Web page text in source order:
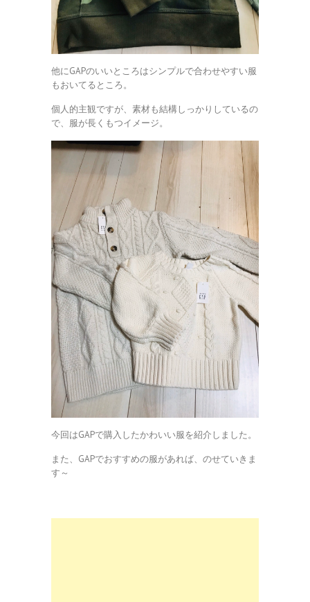
他にGAPのいいところはシンプルで合わせやすい服
もおいてるところ。
個人的主観ですが、素材も結構しっかりしているの
で、服が長くもつイメージ。
今回はGAPで購入したかわいい服を紹介しました。
また、GAPでおすすめの服があれば、のせていきま
す～